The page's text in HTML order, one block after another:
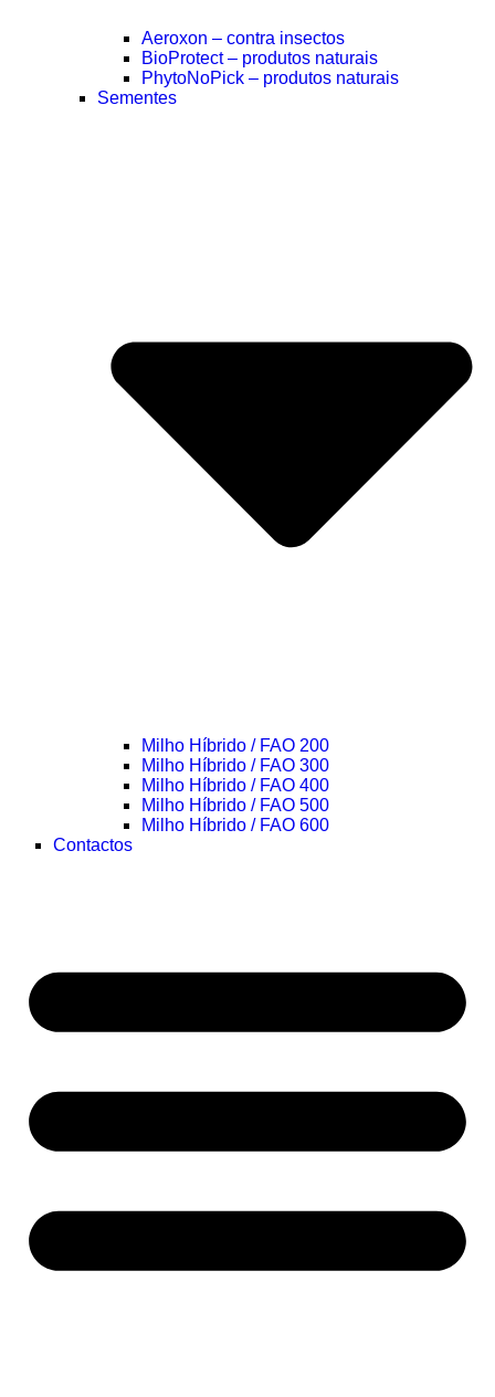
Aeroxon – contra insectos
BioProtect – produtos naturais
PhytoNoPick – produtos naturais
Sementes
Milho Híbrido / FAO 200
Milho Híbrido / FAO 300
Milho Híbrido / FAO 400
Milho Híbrido / FAO 500
Milho Híbrido / FAO 600
Contactos